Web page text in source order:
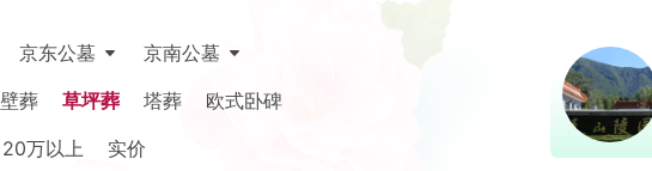
京东公墓
京南公墓
壁葬 草坪葬 塔葬
欧式卧碑
20万以上 实价